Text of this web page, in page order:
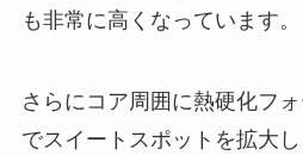
も非常に高くなっています。
さらにコア周囲に熱硬化フ
でスイートスポットを拡大